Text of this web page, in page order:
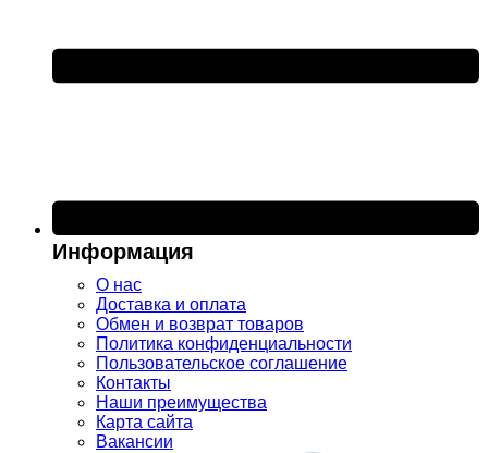
Информация
О нас
Доставка и оплата
Обмен и возврат товаров
Политика конфиденциальности
Пользовательское соглашение
Контакты
Наши преимущества
Карта сайта
Вакансии